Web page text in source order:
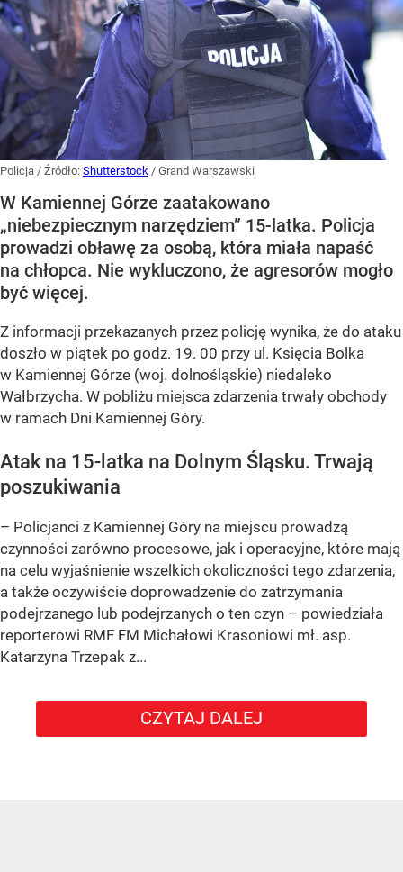
Policja / Źródło: Shutterstock / Grand Warszawski
W Kamiennej Górze zaatakowano
„niebezpiecznym narzędziem” 15-latka. Policja
prowadzi obławę za osobą, która miała napaść
na chłopca. Nie wykluczono, że agresorów mogło
być więcej.
Z informacji przekazanych przez policję wynika, że do ataku
doszło w piątek po godz. 19. 00 przy ul. Księcia Bolka
w Kamiennej Górze (woj. dolnośląskie) niedaleko
Wałbrzycha. W pobliżu miejsca zdarzenia trwały obchody
w ramach Dni Kamiennej Góry.
Atak na 15-latka na Dolnym Śląsku. Trwają
poszukiwania
– Policjanci z Kamiennej Góry na miejscu prowadzą
czynności zarówno procesowe, jak i operacyjne, które mają
na celu wyjaśnienie wszelkich okoliczności tego zdarzenia,
a także oczywiście doprowadzenie do zatrzymania
podejrzanego lub podejrzanych o ten czyn – powiedziała
reporterowi RMF FM Michałowi Krasoniowi mł. asp.
Katarzyna Trzepak z...
CZYTAJ DALEJ